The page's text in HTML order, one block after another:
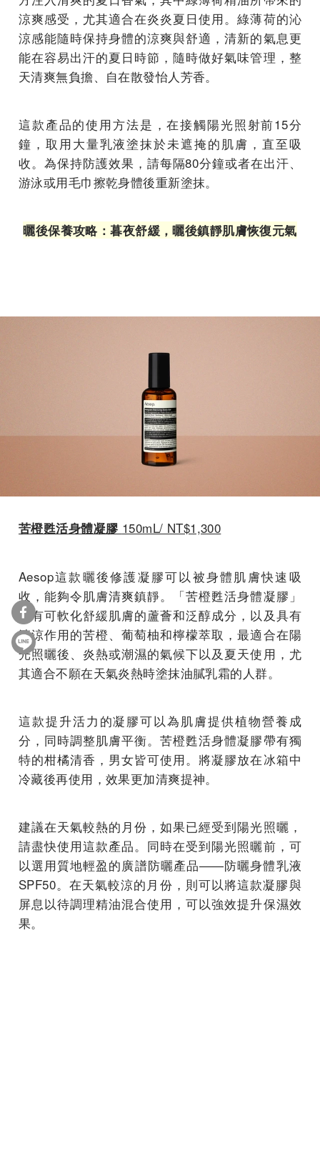
涼爽感受，尤其適合在炎炎夏日使用。綠薄荷的沁
涼感能隨時保持身體的涼爽與舒適，清新的氣息更
能在容易出汗的夏日時節，隨時做好氣味管理，整
天清爽無負擔、自在散發怡人芳香。
這款產品的使用方法是，在接觸陽光照射前15分
鐘，取用大量乳液塗抹於未遮掩的肌膚，直至吸
收。為保持防護效果，請每隔80分鐘或者在出汗、
游泳或用毛巾擦乾身體後重新塗抹。
曬後保養攻略：暮夜舒緩，曬後鎮靜肌膚恢復元氣
苦橙甦活身體凝膠 150mL/ NT$1,300
Aesop這款曬後修護凝膠可以被身體肌膚快速吸
收，能夠令肌膚清爽鎮靜。「苦橙甦活身體凝膠」
含有可軟化舒緩肌膚的蘆薈和泛醇成分，以及具有
清涼作用的苦橙、葡萄柚和檸檬萃取，最適合在陽
光照曬後、炎熱或潮濕的氣候下以及夏天使用，尤
其適合不願在天氣炎熱時塗抹油膩乳霜的人群。
這款提升活力的凝膠可以為肌膚提供植物營養成
分，同時調整肌膚平衡。苦橙甦活身體凝膠帶有獨
特的柑橘清香，男女皆可使用。將凝膠放在冰箱中
冷藏後再使用，效果更加清爽提神。
建議在天氣較熱的月份，如果已經受到陽光照曬，
請盡快使用這款產品。同時在受到陽光照曬前，可
以選用質地輕盈的廣譜防曬產品——防曬身體乳液
SPF50。在天氣較涼的月份，則可以將這款凝膠與
屏息以待調理精油混合使用，可以強效提升保濕效
果。